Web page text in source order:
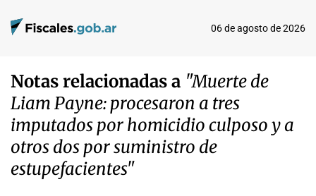
06 de agosto de 2026
Notas relacionadas a "Muerte de
Liam Payne: procesaron a tres
imputados por homicidio culposo y a
otros dos por suministro de
estupefacientes"